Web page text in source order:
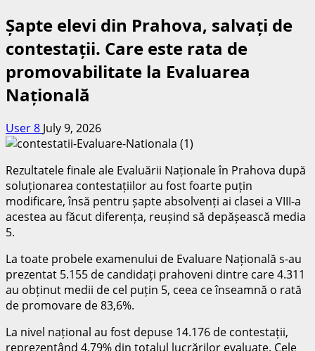
Șapte elevi din Prahova, salvați de
contestații. Care este rata de
promovabilitate la Evaluarea
Națională
User 8 July 9, 2026
Rezultatele finale ale Evaluării Naționale în Prahova după
soluționarea contestațiilor au fost foarte puțin
modificare, însă pentru șapte absolvenți ai clasei a VIII-a
acestea au făcut diferența, reușind să depășească media
5.
La toate probele examenului de Evaluare Națională s-au
prezentat 5.155 de candidați prahoveni dintre care 4.311
au obținut medii de cel puțin 5, ceea ce înseamnă o rată
de promovare de 83,6%.
La nivel național au fost depuse 14.176 de contestații,
reprezentând 4,79% din totalul lucrărilor evaluate. Cele